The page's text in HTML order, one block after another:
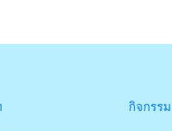
กิจกรรม